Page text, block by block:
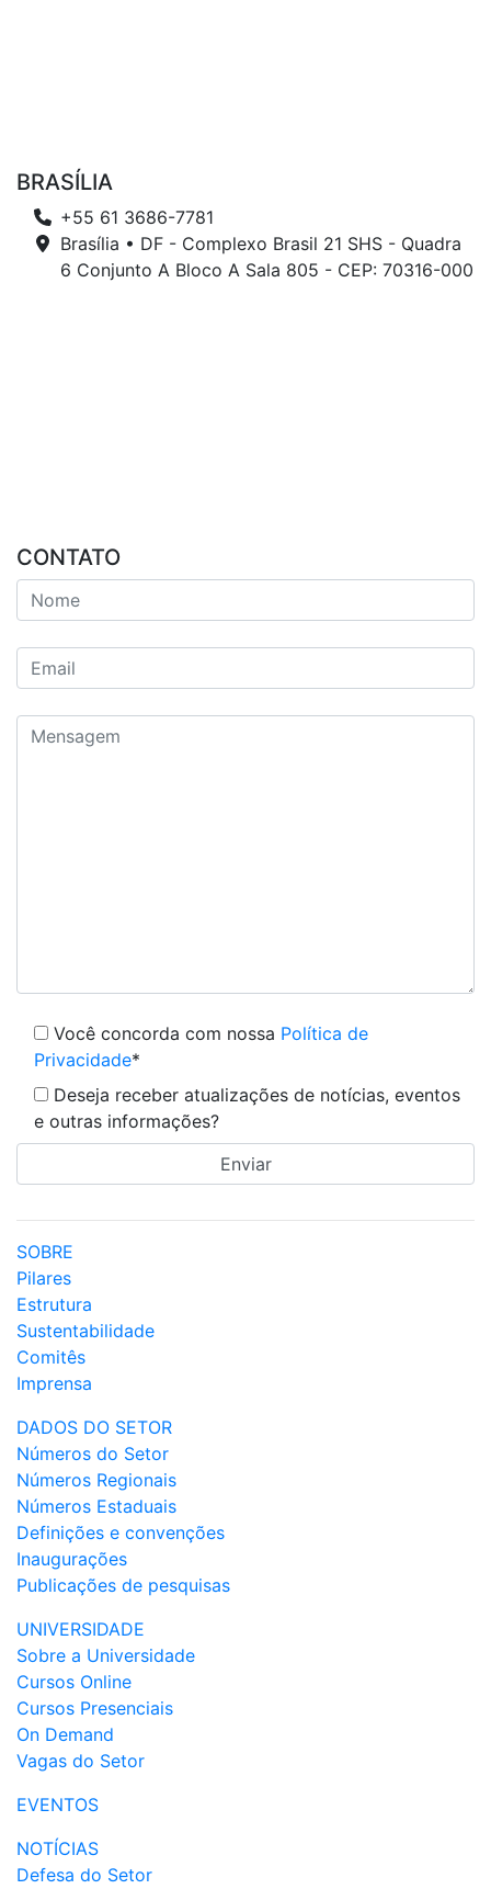
BRASÍLIA
+55 61 3686-7781
Brasília • DF - Complexo Brasil 21 SHS - Quadra
6 Conjunto A Bloco A Sala 805 - CEP: 70316-000
CONTATO
Você concorda com nossa Política de
Privacidade*
Deseja receber atualizações de notícias, eventos
e outras informações?
SOBRE
Pilares
Estrutura
Sustentabilidade
Comitês
Imprensa
DADOS DO SETOR
Números do Setor
Números Regionais
Números Estaduais
Definições e convenções
Inaugurações
Publicações de pesquisas
UNIVERSIDADE
Sobre a Universidade
Cursos Online
Cursos Presenciais
On Demand
Vagas do Setor
EVENTOS
NOTÍCIAS
Defesa do Setor